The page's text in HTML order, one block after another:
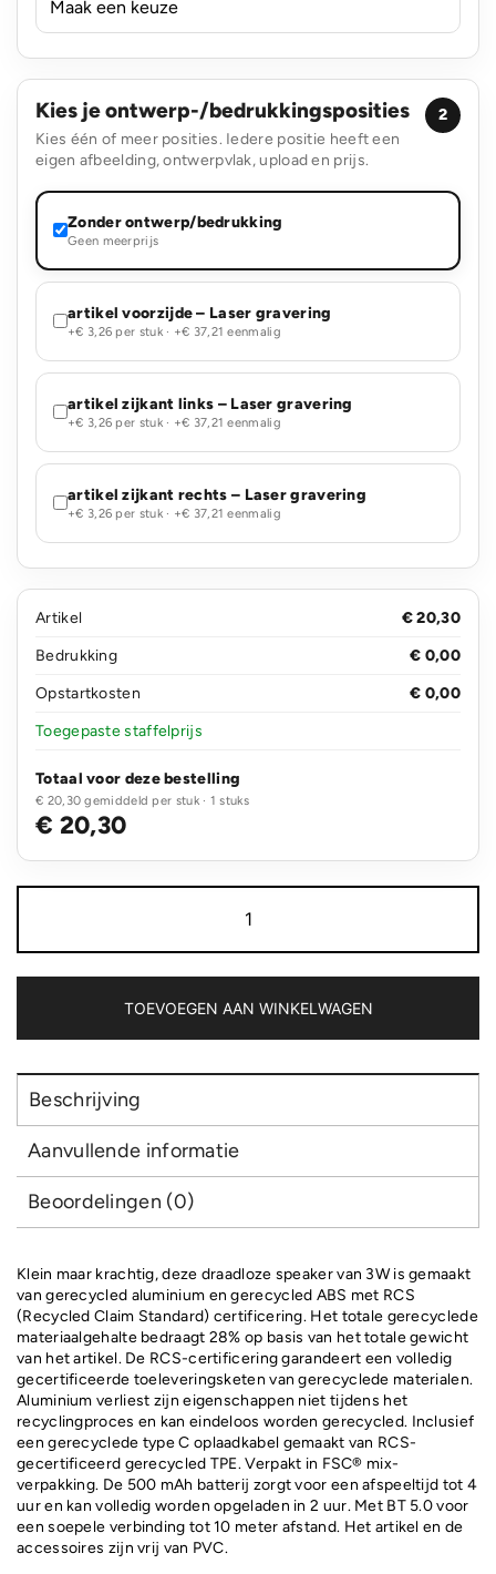
Kies je ontwerp-/bedrukkingsposities
Kies één of meer posities. Iedere positie heeft een
eigen afbeelding, ontwerpvlak, upload en prijs.
2
Zonder ontwerp/bedrukking
Geen meerprijs
artikel voorzijde – Laser gravering
+€ 3,26 per stuk · +€ 37,21 eenmalig
artikel zijkant links – Laser gravering
+€ 3,26 per stuk · +€ 37,21 eenmalig
artikel zijkant rechts – Laser gravering
+€ 3,26 per stuk · +€ 37,21 eenmalig
Artikel
€ 20,30
Bedrukking
€ 0,00
Opstartkosten
€ 0,00
Toegepaste staffelprijs
Totaal voor deze bestelling
€ 20,30 gemiddeld per stuk · 1 stuks
€ 20,30
Peak
aluminium
3W
speaker
TOEVOEGEN AAN WINKELWAGEN
Beschrijving
Aanvullende informatie
Beoordelingen (0)
Klein maar krachtig, deze draadloze speaker van 3W is gemaakt
van gerecycled aluminium en gerecycled ABS met RCS
(Recycled Claim Standard) certificering. Het totale gerecyclede
materiaalgehalte bedraagt 28% op basis van het totale gewicht
van het artikel. De RCS-certificering garandeert een volledig
gecertificeerde toeleveringsketen van gerecyclede materialen.
Aluminium verliest zijn eigenschappen niet tijdens het
recyclingproces en kan eindeloos worden gerecycled. Inclusief
een gerecyclede type C oplaadkabel gemaakt van RCS-
gecertificeerd gerecycled TPE. Verpakt in FSC® mix-
verpakking. De 500 mAh batterij zorgt voor een afspeeltijd tot 4
uur en kan volledig worden opgeladen in 2 uur. Met BT 5.0 voor
een soepele verbinding tot 10 meter afstand. Het artikel en de
accessoires zijn vrij van PVC.